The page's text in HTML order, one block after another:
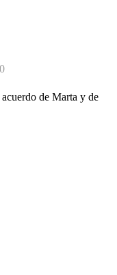
de Marta y de